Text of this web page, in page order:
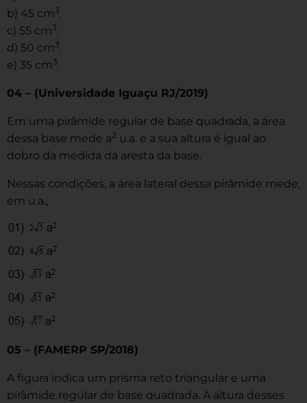
b) 45 cm3.
c) 55 cm3.
d) 50 cm3.
e) 35 cm3.
04 – (Universidade Iguaçu RJ/2019)
Em uma pirâmide regular de base quadrada, a área
dessa base mede a2 u.a. e a sua altura é igual ao
dobro da medida da aresta da base.
Nessas condições, a área lateral dessa pirâmide mede,
em u.a.,
05 – (FAMERP SP/2018)
A figura indica um prisma reto triangular e uma
pirâmide regular de base quadrada. A altura desses